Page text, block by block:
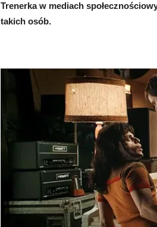
Trenerka w mediach
takich osób.